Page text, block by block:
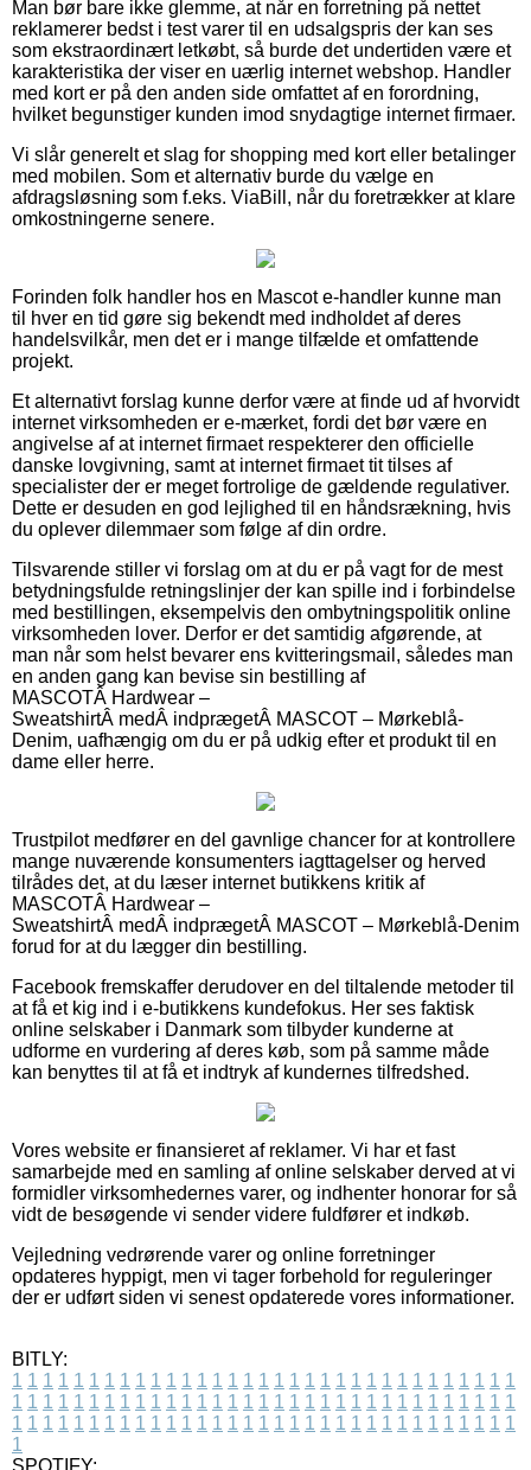
Man bør bare ikke glemme, at når en forretning på nettet
reklamerer bedst i test varer til en udsalgspris der kan ses
som ekstraordinært letkøbt, så burde det undertiden være et
karakteristika der viser en uærlig internet webshop. Handler
med kort er på den anden side omfattet af en forordning,
hvilket begunstiger kunden imod snydagtige internet firmaer.
Vi slår generelt et slag for shopping med kort eller betalinger
med mobilen. Som et alternativ burde du vælge en
afdragsløsning som f.eks. ViaBill, når du foretrækker at klare
omkostningerne senere.
Forinden folk handler hos en Mascot e-handler kunne man
til hver en tid gøre sig bekendt med indholdet af deres
handelsvilkår, men det er i mange tilfælde et omfattende
projekt.
Et alternativt forslag kunne derfor være at finde ud af hvorvidt
internet virksomheden er e-mærket, fordi det bør være en
angivelse af at internet firmaet respekterer den officielle
danske lovgivning, samt at internet firmaet tit tilses af
specialister der er meget fortrolige de gældende regulativer.
Dette er desuden en god lejlighed til en håndsrækning, hvis
du oplever dilemmaer som følge af din ordre.
Tilsvarende stiller vi forslag om at du er på vagt for de mest
betydningsfulde retningslinjer der kan spille ind i forbindelse
med bestillingen, eksempelvis den ombytningspolitik online
virksomheden lover. Derfor er det samtidig afgørende, at
man når som helst bevarer ens kvitteringsmail, således man
en anden gang kan bevise sin bestilling af
MASCOTÂ Hardwear –
SweatshirtÂ medÂ indprægetÂ MASCOT – Mørkeblå-
Denim, uafhængig om du er på udkig efter et produkt til en
dame eller herre.
Trustpilot medfører en del gavnlige chancer for at kontrollere
mange nuværende konsumenters iagttagelser og herved
tilrådes det, at du læser internet butikkens kritik af
MASCOTÂ Hardwear –
SweatshirtÂ medÂ indprægetÂ MASCOT – Mørkeblå-Denim
forud for at du lægger din bestilling.
Facebook fremskaffer derudover en del tiltalende metoder til
at få et kig ind i e-butikkens kundefokus. Her ses faktisk
online selskaber i Danmark som tilbyder kunderne at
udforme en vurdering af deres køb, som på samme måde
kan benyttes til at få et indtryk af kundernes tilfredshed.
Vores website er finansieret af reklamer. Vi har et fast
samarbejde med en samling af online selskaber derved at vi
formidler virksomhedernes varer, og indhenter honorar for så
vidt de besøgende vi sender videre fuldfører et indkøb.
Vejledning vedrørende varer og online forretninger
opdateres hyppigt, men vi tager forbehold for reguleringer
der er udført siden vi senest opdaterede vores informationer.
BITLY:
1 1 1 1 1 1 1 1 1 1 1 1 1 1 1 1 1 1 1 1 1 1 1 1 1 1 1 1 1 1 1 1 1
1 1 1 1 1 1 1 1 1 1 1 1 1 1 1 1 1 1 1 1 1 1 1 1 1 1 1 1 1 1 1 1 1
1 1 1 1 1 1 1 1 1 1 1 1 1 1 1 1 1 1 1 1 1 1 1 1 1 1 1 1 1 1 1 1 1
1
SPOTIFY: